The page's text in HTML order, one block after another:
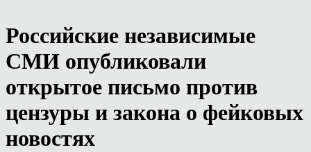
Российские независимые
СМИ опубликовали
открытое письмо против
цензуры и закона о фейковых
новостях